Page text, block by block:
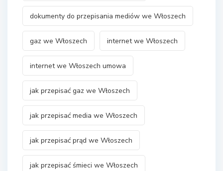
dokumenty do przepisania mediów we Włoszech
gaz we Włoszech internet we Włoszech
internet we Włoszech umowa
jak przepisać gaz we Włoszech
jak przepisać media we Włoszech
jak przepisać prąd we Włoszech
jak przepisać śmieci we Włoszech